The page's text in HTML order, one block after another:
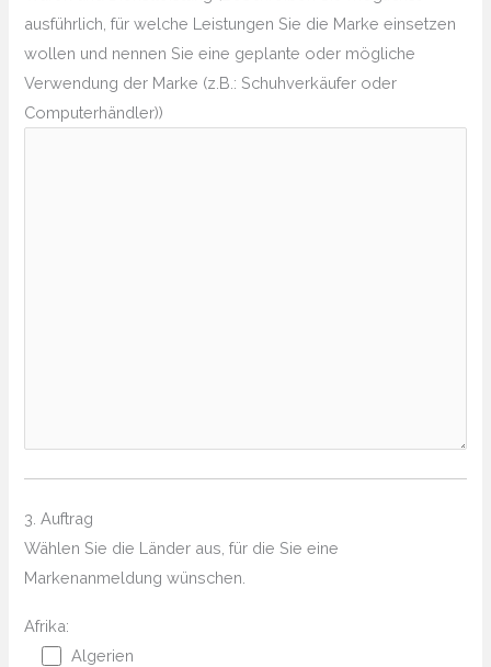
ausführlich, für welche Leistungen Sie die Marke einsetzen
wollen und nennen Sie eine geplante oder mögliche
Verwendung der Marke (z.B.: Schuhverkäufer oder
Computerhändler))
3. Auftrag
Wählen Sie die Länder aus, für die Sie eine
Markenanmeldung wünschen.
Afrika:
Algerien